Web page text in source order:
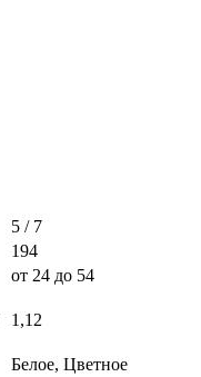
5 / 7
194
от 24 до 54
1,12
Белое, Цветное